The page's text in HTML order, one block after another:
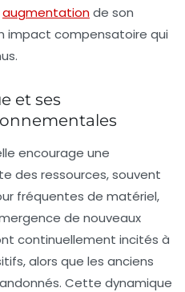
augmentationde son
impact compensatoire qui
et ses
encourage une
des ressources, souvent
fréquentes de matériel,
de nouveaux
continuellement incités à
alors que les anciens
Cette dynamique